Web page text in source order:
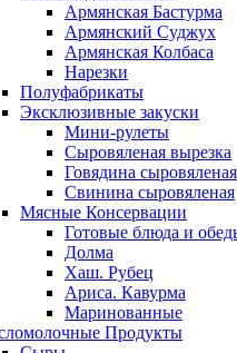
Армянская Бастурма
Армянский Суджух
Армянская Колбаса
Нарезки
Полуфабрикаты
Эксклюзивные закуски
Мини-рулеты
Сыровяленая вырезка
Говядина сыровяленая
Свинина сыровяленая
Мясные Консервации
Готовые блюда и
Долма
Хаш. Рубец
Ариса. Кавурма
Маринованные
Продукты